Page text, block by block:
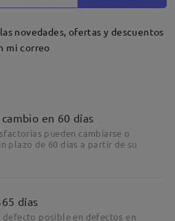
novedades, ofertas y descuentos
mi correo
en 60 días
pueden cambiarse o
plazo de 60 días a partir de su
días
defecto posible en defectos en